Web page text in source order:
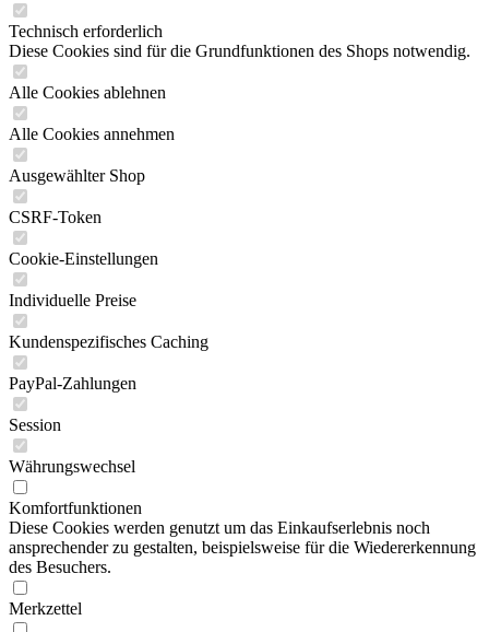
Technisch erforderlich
Diese Cookies sind für die Grundfunktionen des Shops notwendig.
Alle Cookies ablehnen
Alle Cookies annehmen
Ausgewählter Shop
CSRF-Token
Cookie-Einstellungen
Individuelle Preise
Kundenspezifisches Caching
PayPal-Zahlungen
Session
Währungswechsel
Komfortfunktionen
Diese Cookies werden genutzt um das Einkaufserlebnis noch
ansprechender zu gestalten, beispielsweise für die Wiedererkennung
des Besuchers.
Merkzettel